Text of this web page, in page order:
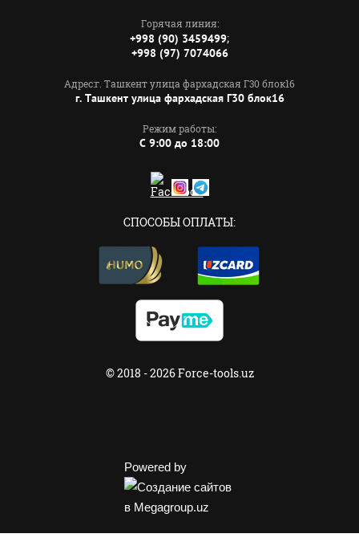
Горячая линия:
+998 (90) 3459499;
+998 (97) 7074066
Адрес:г. Ташкент улица фархадская Г30 блок16
г. Ташкент улица фархадская Г30 блок16
Режим работы:
C 9:00 до 18:00
СПОСОБЫ ОПЛАТЫ:
© 2018 - 2026 Force-tools.uz
Powered by